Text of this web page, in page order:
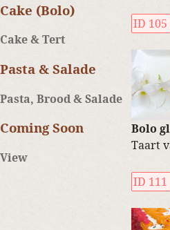
Cake (Bolo)
Cake & Tert
Pasta & Salade
Pasta, Brood & Salade
Coming Soon
View
ID 105
Bolo
Taart
ID 111